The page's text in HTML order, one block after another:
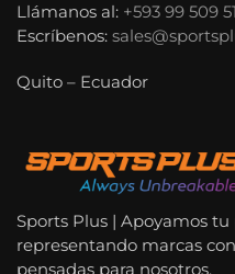
Llámanos al: +593 99 509
Escríbenos:
Quito – Ecuador
Sports Plus | Apoyamos
representando marcas
pensadas para nosotros.